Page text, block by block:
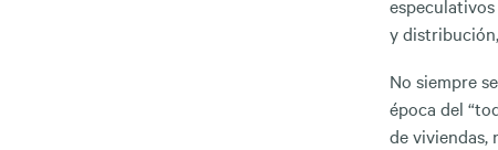
y
No siempre
época del
de viviendas,